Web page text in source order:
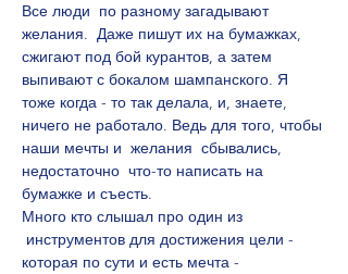
Все люди  по разному загадывают
желания.  Даже пишут их на бумажках,
сжигают под бой курантов, а затем
выпивают с бокалом шампанского. Я
тоже когда - то так делала, и, знаете,
ничего не работало. Ведь для того, чтобы
наши мечты и  желания  сбывались,
недостаточно  что-то написать на
бумажке и съесть.
Много кто слышал про один из
инструментов для достижения цели -
которая по сути и есть мечта -